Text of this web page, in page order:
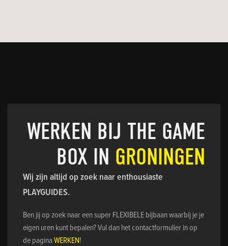
WERKEN BIJ THE GAME
BOX IN GRONINGEN
Wij zijn altijd op zoek naar enthousiaste
PLAYGUIDES.
Ben jij op zoek naar een super FLEXIBELE bijbaan waarbij je je
eigen uren kunt bepalen? Vul dan het contactformulier in op
de paginaWERKEN!